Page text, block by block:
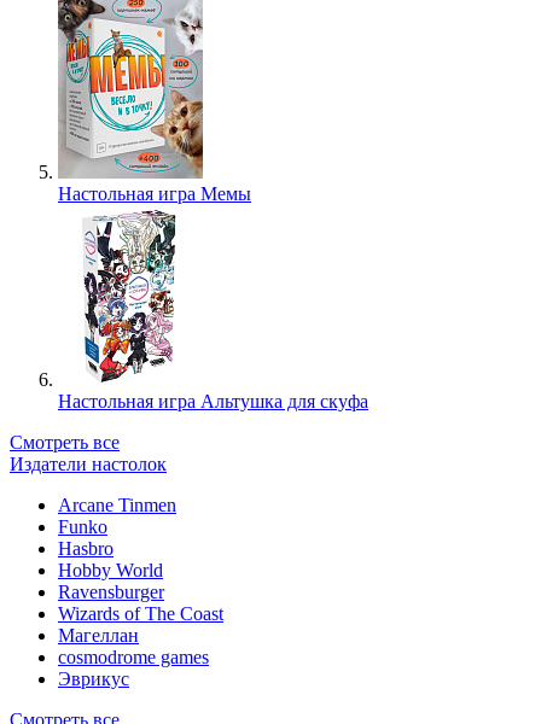
Настольная игра Мемы
Настольная игра Альтушка для скуфа
Смотреть все
Издатели настолок
Arcane Tinmen
Funko
Hasbro
Hobby World
Ravensburger
Wizards of The Coast
Магеллан
сosmodrome games
Эврикус
Смотреть все